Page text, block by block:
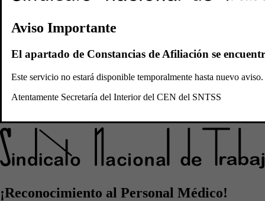
Convocatorias
Sidicato Nacional de
Trabajadores del Seguro Social
Aviso Importante
El apartado de Constancias de Afiliación se
Este servicio no estará disponible temporalmente hasta nuevo
Atentamente Secretaría del Interior del CEN del SNTSS
¡Reconocimiento al Personal Médico!